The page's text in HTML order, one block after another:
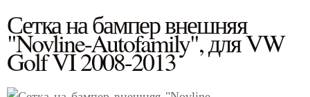
Сетка на бампер внешняя
"Novline-Autofamily", для VW
Golf VI 2008-2013